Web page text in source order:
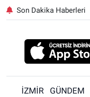
Son Dakika Haberleri
İZMİR GÜNDEM